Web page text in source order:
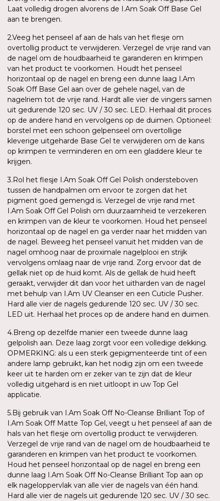
Laat volledig drogen alvorens de I.Am Soak Off Base Gel
aan te brengen.
2.Veeg het penseel af aan de hals van het flesje om
overtollig product te verwijderen. Verzegel de vrije rand van
de nagel om de houdbaarheid te garanderen en krimpen
van het product te voorkomen. Houdt het penseel
horizontaal op de nagel en breng een dunne laag I.Am
Soak Off Base Gel aan over de gehele nagel, van de
nagelriem tot de vrije rand. Hardt alle vier de vingers samen
uit gedurende 120 sec. UV / 30 sec. LED. Herhaal dit proces
op de andere hand en vervolgens op de duimen. Optioneel:
borstel met een schoon gelpenseel om overtollige
kleverige uitgeharde Base Gel te verwijderen om de kans
op krimpen te verminderen en om een gladdere kleur te
krijgen.
3.Rol het flesje I.Am Soak Off Gel Polish ondersteboven
tussen de handpalmen om ervoor te zorgen dat het
pigment goed gemengd is. Verzegel de vrije rand met
I.Am Soak Off Gel Polish om duurzaamheid te verzekeren
en krimpen van de kleur te voorkomen. Houd het penseel
horizontaal op de nagel en ga verder naar het midden van
de nagel. Beweeg het penseel vanuit het midden van de
nagel omhoog naar de proximale nagelplooi en strijk
vervolgens omlaag naar de vrije rand. Zorg ervoor dat de
gellak niet op de huid komt. Als de gellak de huid heeft
geraakt, verwijder dit dan voor het uitharden van de nagel
met behulp van I.Am UV Cleanser en een Cuticle Pusher.
Hard alle vier de nagels gedurende 120 sec. UV / 30 sec.
LED uit. Herhaal het proces op de andere hand en duimen.
4.Breng op dezelfde manier een tweede dunne laag
gelpolish aan. Deze laag zorgt voor een volledige dekking.
OPMERKING: als u een sterk gepigmenteerde tint of een
andere lamp gebruikt, kan het nodig zijn om een tweede
keer uit te harden om er zeker van te zijn dat de kleur
volledig uitgehard is en niet uitloopt in uw Top Gel
applicatie.
5.Bij gebruik van I.Am Soak Off No-Cleanse Brilliant Top of
I.Am Soak Off Matte Top Gel, veegt u het penseel af aan de
hals van het flesje om overtollig product te verwijderen.
Verzegel de vrije rand van de nagel om de houdbaarheid te
garanderen en krimpen van het product te voorkomen.
Houd het penseel horizontaal op de nagel en breng een
dunne laag I.Am Soak Off No-Cleanse Brilliant Top aan op
elk nageloppervlak van alle vier de nagels van één hand.
Hard alle vier de nagels uit gedurende 120 sec. UV / 30 sec.